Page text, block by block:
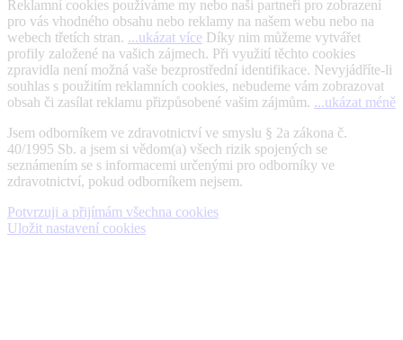
Reklamní cookies používáme my nebo naši partneři pro zobrazení
pro vás vhodného obsahu nebo reklamy na našem webu nebo na
webech třetích stran. ...ukázat více Díky nim můžeme vytvářet
profily založené na vašich zájmech. Při využití těchto cookies
zpravidla není možná vaše bezprostřední identifikace. Nevyjádříte-li
souhlas s použitím reklamních cookies, nebudeme vám zobrazovat
obsah či zasílat reklamu přizpůsobené vašim zájmům. ...ukázat méně
Jsem odborníkem ve zdravotnictví ve smyslu § 2a zákona č.
40/1995 Sb. a jsem si vědom(a) všech rizik spojených se
seznámením se s informacemi určenými pro odborníky ve
zdravotnictví, pokud odborníkem nejsem.
Potvrzuji a přijímám všechna cookies
Uložit nastavení cookies